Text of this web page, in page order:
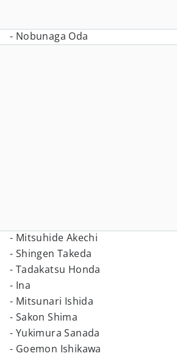
- Nobunaga Oda
- Mitsuhide Akechi
- Shingen Takeda
- Tadakatsu Honda
- Ina
- Mitsunari Ishida
- Sakon Shima
- Yukimura Sanada
- Goemon Ishikawa